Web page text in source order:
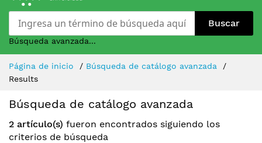
Buscar
Búsqueda avanzada...
Skip
Content
Página de inicio
Búsqueda de catálogo avanzada
Results
Búsqueda de catálogo avanzada
2 artículo(s) fueron encontrados siguiendo los
criterios de búsqueda